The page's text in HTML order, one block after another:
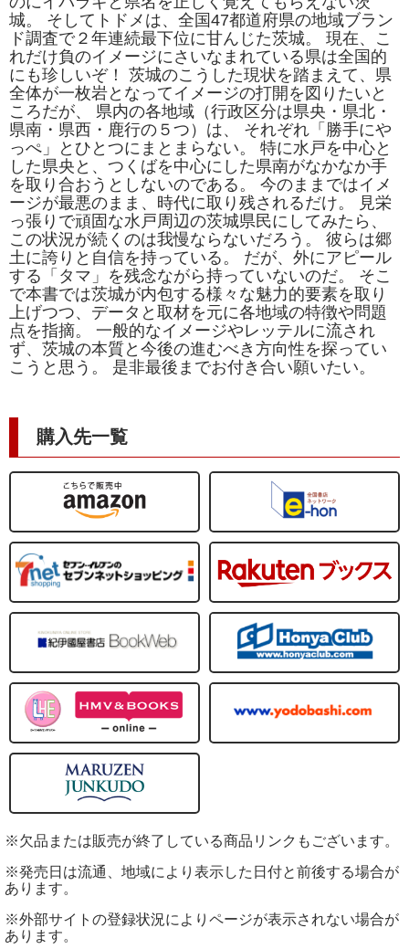
城。 そしてトドメは、全国47都道府県の地域ブラン
ド調査で２年連続最下位に甘んじた茨城。 現在、こ
れだけ負のイメージにさいなまれている県は全国的
にも珍しいぞ！ 茨城のこうした現状を踏まえて、県
全体が一枚岩となってイメージの打開を図りたいと
ころだが、 県内の各地域（行政区分は県央・県北・
県南・県西・鹿行の５つ）は、 それぞれ「勝手にや
っぺ」とひとつにまとまらない。 特に水戸を中心と
した県央と、つくばを中心にした県南がなかなか手
を取り合おうとしないのである。 今のままではイメ
ージが最悪のまま、時代に取り残されるだけ。 見栄
っ張りで頑固な水戸周辺の茨城県民にしてみたら、
この状況が続くのは我慢ならないだろう。 彼らは郷
土に誇りと自信を持っている。 だが、外にアピール
する「タマ」を残念ながら持っていないのだ。 そこ
で本書では茨城が内包する様々な魅力的要素を取り
上げつつ、データと取材を元に各地域の特徴や問題
点を指摘。 一般的なイメージやレッテルに流され
ず、茨城の本質と今後の進むべき方向性を探ってい
こうと思う。 是非最後までお付き合い願いたい。
購入先一覧
※欠品または販売が終了している商品リンクもございます。
※発売日は流通、地域により表示した日付と前後する場合が
あります。
※外部サイトの登録状況によりページが表示されない場合が
あります。